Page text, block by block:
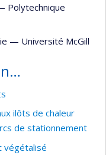
Polytechnique
— Université McGill
ilôts de chaleur
de stationnement
végétalisé